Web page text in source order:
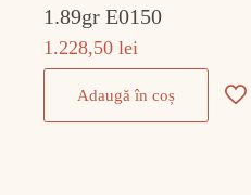
1.89gr E0150
1.228,50lei
Adaugă în coș